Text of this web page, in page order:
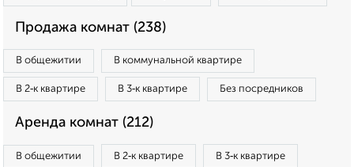
Продажа комнат (238)
В общежитии В коммунальной квартире
В 2‑к квартире В 3‑к квартире Без посредников
Аренда комнат (212)
В общежитии В 2‑к квартире В 3‑к квартире